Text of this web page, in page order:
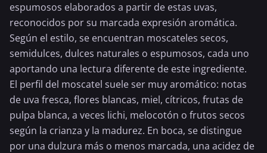
espumosos elaborados a partir de estas uvas,
reconocidos por su marcada expresión aromática.
Según el estilo, se encuentran moscateles secos,
semidulces, dulces naturales o espumosos, cada uno
aportando una lectura diferente de este ingrediente.
El perfil del moscatel suele ser muy aromático: notas
de uva fresca, flores blancas, miel, cítricos, frutas de
pulpa blanca, a veces lichi, melocotón o frutos secos
según la crianza y la madurez. En boca, se distingue
por una dulzura más o menos marcada, una acidez de